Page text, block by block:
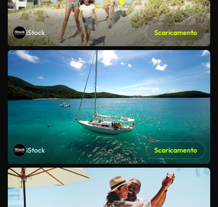
iStock Scaricamento
iStock Scaricamento